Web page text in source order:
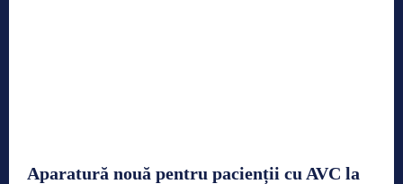
Aparatură nouă pentru pacienții cu AVC la